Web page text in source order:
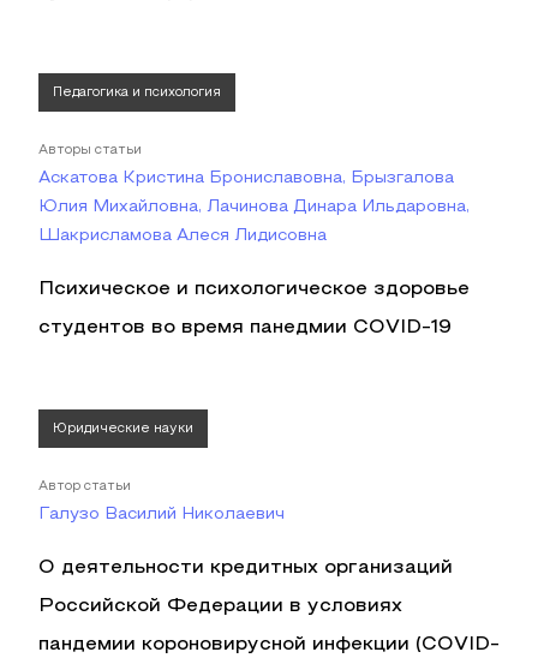
Педагогика и психология
Авторы статьи
Аскатова Кристина Брониславовна, Брызгалова
Юлия Михайловна, Лачинова Динара Ильдаровна,
Шакрисламова Алеся Лидисовна
Психическое и психологическое здоровье
студентов во время панедмии COVID-19
Юридические науки
Автор статьи
Галузо Василий Николаевич
О деятельности кредитных организаций
Российской Федерации в условиях
пандемии короновирусной инфекции (COVID-